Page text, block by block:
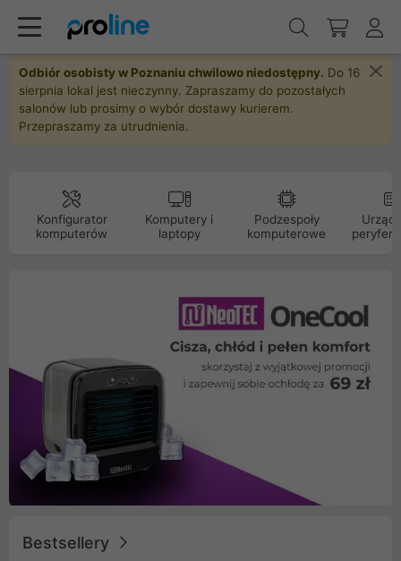
Odbiór osobisty w Poznaniu chwilowo niedostępny. Do 16
sierpnia lokal jest nieczynny. Zapraszamy do pozostałych
salonów lub prosimy o wybór dostawy kurierem.
Przepraszamy za utrudnienia.
Konfigurator
komputerów
Komputery i
laptopy
Podzespoły
komputerowe
Bestsellery